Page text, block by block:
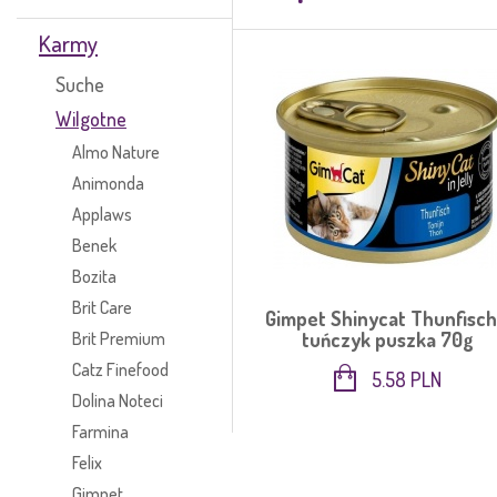
Karmy
Suche
Wilgotne
Almo Nature
Animonda
Applaws
Benek
Bozita
Brit Care
Brit Premium
Catz Finefood
Dolina Noteci
Farmina
Felix
Gimpet Shinycat
tuńczyk puszka 70g
5.58 PLN